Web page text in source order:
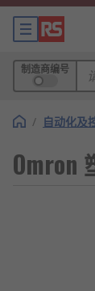
制造商编号
/ 自动化及
Omron